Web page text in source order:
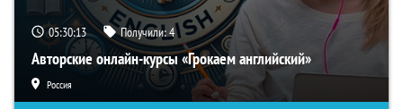
05:30:12 Получили:4
Авторские онлайн-курсы «Грокаем английский»
Россия